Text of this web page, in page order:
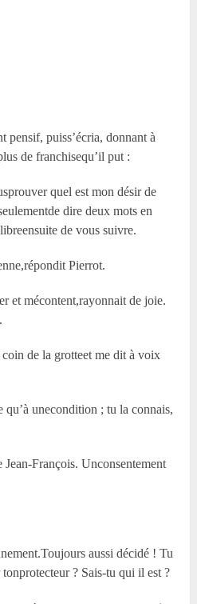
pensif, puiss’écria, donnant à
de franchisequ’il put :
quel est mon désir de
dire deux mots en
de vous suivre.
Pierrot.
et mécontent,rayonnait de joie.
de la grotteet me dit à voix
qu’à unecondition ; tu la connais,
François. Unconsentement
aussi décidé ! Tu
? Sais-tu qui il est ?